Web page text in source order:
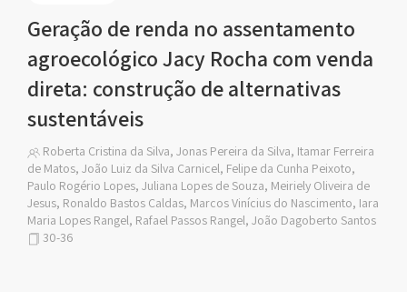
Geração de renda no assentamento
agroecológico Jacy Rocha com venda
direta: construção de alternativas
sustentáveis
Roberta Cristina da Silva, Jonas Pereira da Silva, Itamar Ferreira
de Matos, João Luiz da Silva Carnicel, Felipe da Cunha Peixoto,
Paulo Rogério Lopes, Juliana Lopes de Souza, Meiriely Oliveira de
Jesus, Ronaldo Bastos Caldas, Marcos Vinícius do Nascimento, Iara
Maria Lopes Rangel, Rafael Passos Rangel, João Dagoberto Santos
30-36